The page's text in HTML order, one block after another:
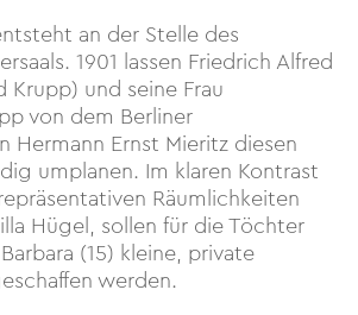
an der Stelle des
1901 lassen Friedrich Alfred
Krupp) und seine Frau
von dem Berliner
Hermann Ernst Mieritz diesen
umplanen. Im klaren Kontrast
Räumlichkeiten
Hügel, sollen für die Töchter
(15) kleine, private
werden.